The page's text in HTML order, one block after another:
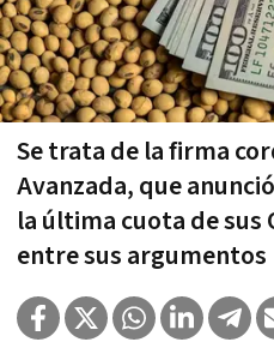
Se trata de la firma
Avanzada, que
la última cuota de sus
entre sus argumentos